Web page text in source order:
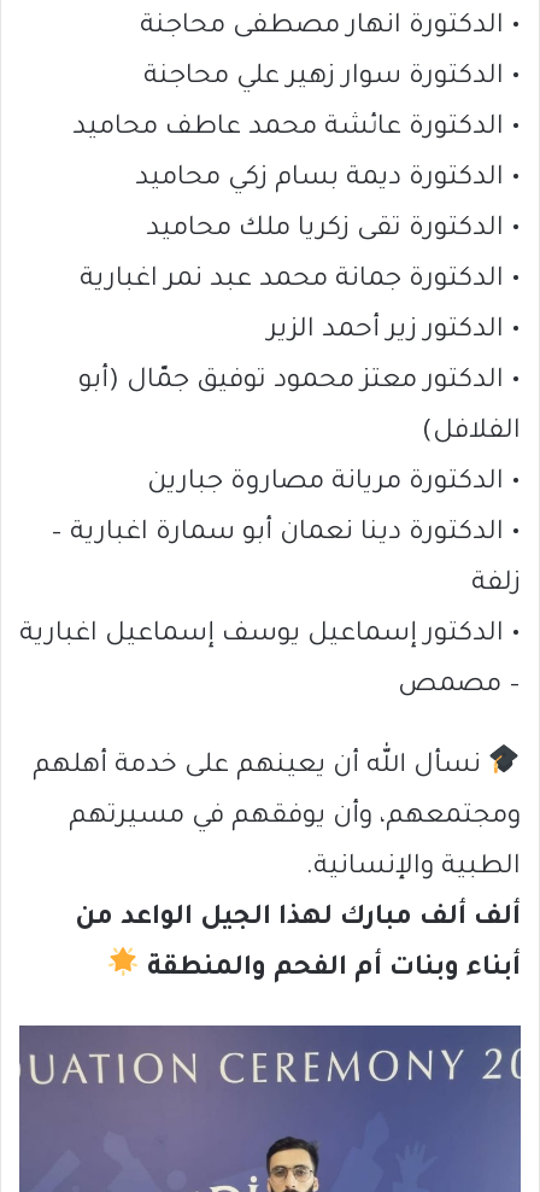
• الدكتورة انهار مصطفى محاجنة
• الدكتورة سوار زهير علي محاجنة
• الدكتورة عائشة محمد عاطف محاميد
• الدكتورة ديمة بسام زكي محاميد
• الدكتورة تقى زكريا ملك محاميد
• الدكتورة جمانة محمد عبد نمر اغبارية
• الدكتور زير أحمد الزير
• الدكتور معتز محمود توفيق جمّال (أبو
الفلافل)
• الدكتورة مريانة مصاروة جبارين
• الدكتورة دينا نعمان أبو سمارة اغبارية –
زلفة
• الدكتور إسماعيل يوسف إسماعيل اغبارية
– مصمص
نسأل الله أن يعينهم على خدمة أهلهم
ومجتمعهم، وأن يوفقهم في مسيرتهم
الطبية والإنسانية.
ألف ألف مبارك لهذا الجيل الواعد من
أبناء وبنات أم الفحم والمنطقة